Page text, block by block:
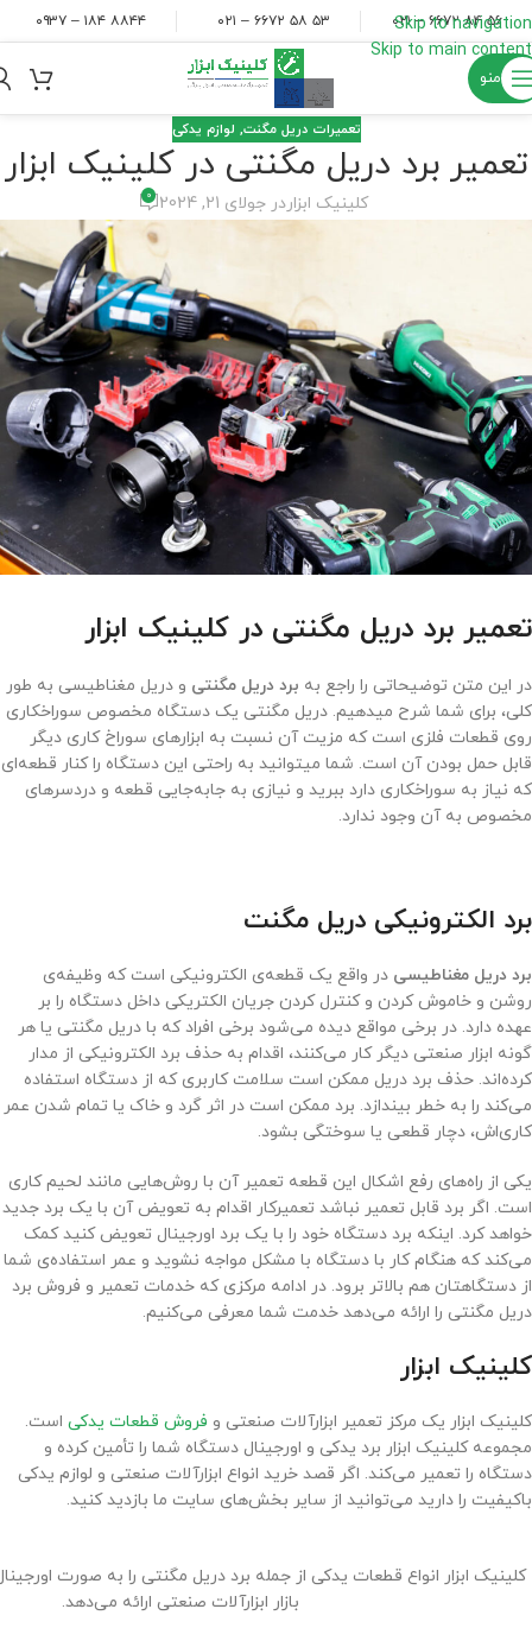
Skip to navigation
Skip to main content
۵۶ ۸۴ ۶۶۷۲ – ۰۲۱ ۵۳ ۵۸ ۶۶۷۲ – ۰۲۱ ۸۸۴۴ ۱۸۴ – ۰۹۳۷
منو
تعمیرات دریل مگنت, لوازم یدکی
تعمیر برد دریل مگنتی در کلینیک ابزار
کلینیک ابزاردر جولای 21, 2024 0
تعمیر برد دریل مگنتی در کلینیک ابزار
در این متن توضیحاتی را راجع به برد دریل مگنتی و دریل مغناطیسی به طور
کلی، برای شما شرح میدهیم. دریل مگنتی یک دستگاه مخصوص سوراخکاری
روی قطعات فلزی است که مزیت آن نسبت به ابزارهای سوراخ کاری دیگر
قابل حمل بودن آن است. شما میتوانید به راحتی این دستگاه را کنار قطعه‌ای
که نیاز به سوراخکاری دارد ببرید و نیازی به جابه‌جایی قطعه و دردسرهای
مخصوص به آن وجود ندارد.
برد الکترونیکی دریل مگنت
برد دریل مغناطیسی در واقع یک قطعه‌ی الکترونیکی است که وظیفه‌ی
روشن و خاموش کردن و کنترل کردن جریان الکتریکی داخل دستگاه را بر
عهده دارد. در برخی مواقع دیده می‌شود برخی افراد که با دریل مگنتی یا هر
گونه ابزار صنعتی دیگر کار می‌کنند، اقدام به حذف برد الکترونیکی از مدار
کرده‌اند. حذف برد دریل ممکن است سلامت کاربری که از دستگاه استفاده
می‌کند را به خطر بیندازد. برد ممکن است در اثر گرد و خاک یا تمام شدن عمر
کاری‌اش، دچار قطعی یا سوختگی بشود.
یکی از راه‌های رفع اشکال این قطعه تعمیر آن با روش‌هایی مانند لحیم کاری
است. اگر برد قابل تعمیر نباشد تعمیرکار اقدام به تعویض آن با یک برد جدید
خواهد کرد. اینکه برد دستگاه خود را با یک برد اورجینال تعویض کنید کمک
می‌کند که هنگام کار با دستگاه با مشکل مواجه نشوید و عمر استفاده‌ی شما
از دستگاهتان هم بالاتر برود. در ادامه مرکزی که خدمات تعمیر و فروش برد
دریل مگنتی را ارائه می‌دهد خدمت شما معرفی می‌کنیم.
کلینیک ابزار
کلینیک ابزار یک مرکز تعمیر ابزارآلات صنعتی و فروش قطعات یدکی است.
مجموعه کلینیک ابزار برد یدکی و اورجینال دستگاه شما را تأمین کرده و
دستگاه را تعمیر می‌کند. اگر قصد خرید انواع ابزارآلات صنعتی و لوازم یدکی
باکیفیت را دارید می‌توانید از سایر بخش‌های سایت ما بازدید کنید.
کلینیک ابزار انواع قطعات یدکی از جمله برد دریل مگنتی را به صورت
بازار ابزارآلات صنعتی ارائه می‌دهد.